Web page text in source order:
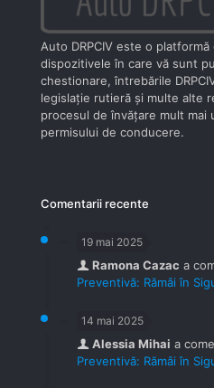
Auto DRPCIV este o
dispozitivele în care vă sunt
chestionare, întrebările
legislaţie rutieră şi multe alte
procesul de învăţare mult mai
permisului de conducere.
Comentarii recente
19 mai 2025
Ramona Cazac a
Preventivă: Rămâi în
14 mai 2025
Alessia Mihai a
Preventivă: Rămâi în